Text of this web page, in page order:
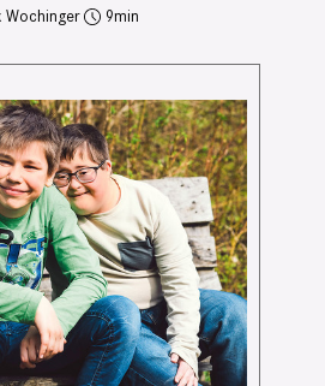
Wochinger 9